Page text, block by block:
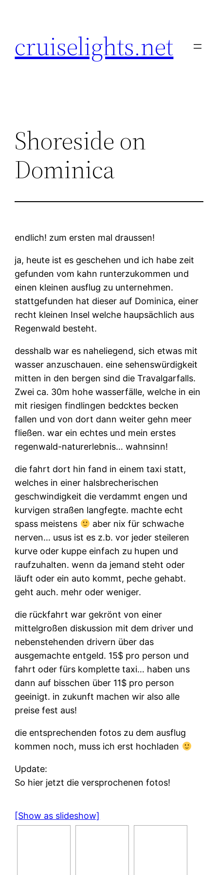
cruiselights.net
Shoreside on
Dominica
endlich! zum ersten mal draussen!
ja, heute ist es geschehen und ich habe zeit
gefunden vom kahn runterzukommen und
einen kleinen ausflug zu unternehmen.
stattgefunden hat dieser auf Dominica, einer
recht kleinen Insel welche haupsächlich aus
Regenwald besteht.
desshalb war es naheliegend, sich etwas mit
wasser anzuschauen. eine sehenswürdigkeit
mitten in den bergen sind die Travalgarfalls.
Zwei ca. 30m hohe wasserfälle, welche in ein
mit riesigen findlingen bedcktes becken
fallen und von dort dann weiter gehn meer
fließen. war ein echtes und mein erstes
regenwald-naturerlebnis… wahnsinn!
die fahrt dort hin fand in einem taxi statt,
welches in einer halsbrecherischen
geschwindigkeit die verdammt engen und
kurvigen straßen langfegte. machte echt
spass meistens
aber nix für schwache
nerven… usus ist es z.b. vor jeder steileren
kurve oder kuppe einfach zu hupen und
raufzuhalten. wenn da jemand steht oder
läuft oder ein auto kommt, peche gehabt.
geht auch. mehr oder weniger.
die rückfahrt war gekrönt von einer
mittelgroßen diskussion mit dem driver und
nebenstehenden drivern über das
ausgemachte entgeld. 15$ pro person und
fahrt oder fürs komplette taxi… haben uns
dann auf bisschen über 11$ pro person
geeinigt. in zukunft machen wir also alle
preise fest aus!
die entsprechenden fotos zu dem ausflug
kommen noch, muss ich erst hochladen
Update:
So hier jetzt die versprochenen fotos!
[Show as slideshow]